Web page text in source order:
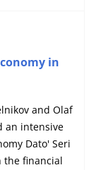
in
and Olaf
an intensive
Dato' Seri
the financial